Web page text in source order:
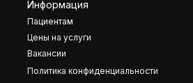
Информация
Пациентам
Цены на услуги
Вакансии
Политика конфиденциальности